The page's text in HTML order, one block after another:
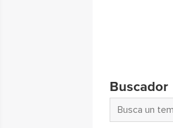
Buscador